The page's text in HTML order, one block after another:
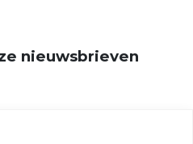
nieuwsbrieven